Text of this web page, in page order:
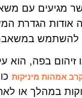
מגיעים עם
הגדרת
להשתמש
בפה, הוא
אמהות מיניקות
במהלך או